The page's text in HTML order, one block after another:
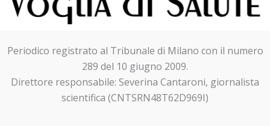
Periodico registrato al Tribunale di Milano con il numero
289 del 10 giugno 2009.
Direttore responsabile: Severina Cantaroni, giornalista
scientifica (CNTSRN48T62D969I)